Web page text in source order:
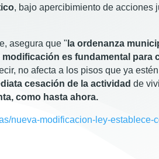
, bajo apercibimiento de acciones
asegura que " la ordenanza
es fundamental para
no afecta a los pisos que ya
cesación de la actividad de
como hasta ahora.
nueva-modificacion-ley-establece-